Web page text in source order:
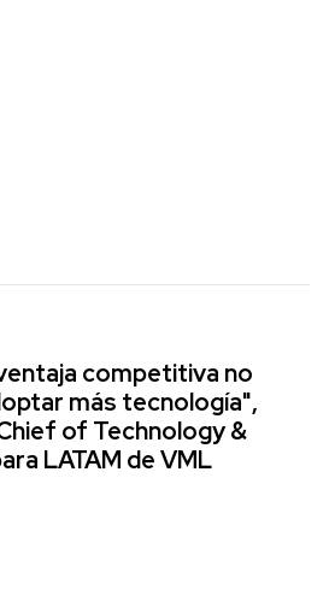
competitiva no
más tecnología",
of Technology &
LATAM de VML